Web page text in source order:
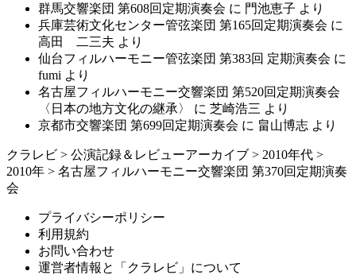
群馬交響楽団 第608回定期演奏会 に 門池恵子 より
兵庫芸術文化センター管弦楽団 第165回定期演奏会 に
高田 二三夫 より
仙台フィルハーモニー管弦楽団 第383回 定期演奏会 に
fumi より
名古屋フィルハーモニー交響楽団 第520回定期演奏会
〈日本の地方文化の継承〉
に 芝崎浩三 より
京都市交響楽団 第699回定期演奏会 に 畠山博志 より
クラレビ > 公演記録＆レビューアーカイブ > 2010年代 >
2010年 > 名古屋フィルハーモニー交響楽団 第370回定期演奏
会
プライバシーポリシー
利用規約
お問い合わせ
運営者情報と「クラレビ」について